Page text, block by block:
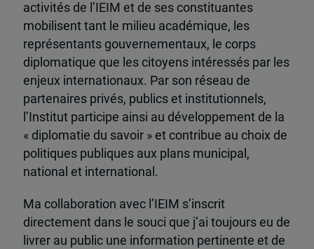
activités de l’IEIM et de ses constituantes
mobilisent tant le milieu académique, les
représentants gouvernementaux, le corps
diplomatique que les citoyens intéressés par les
enjeux internationaux. Par son réseau de
partenaires privés, publics et institutionnels,
l’Institut participe ainsi au développement de la
« diplomatie du savoir » et contribue au choix de
politiques publiques aux plans municipal,
national et international.
Ma collaboration avec l’IEIM s’inscrit
directement dans le souci que j’ai toujours eu de
livrer au public une information pertinente et de